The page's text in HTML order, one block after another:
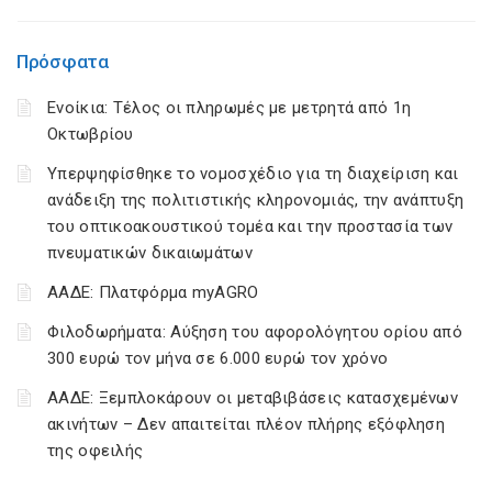
Πρόσφατα
Ενοίκια: Τέλος οι πληρωμές με μετρητά από 1η
Οκτωβρίου
Υπερψηφίσθηκε το νομοσχέδιο για τη διαχείριση και
ανάδειξη της πολιτιστικής κληρονομιάς, την ανάπτυξη
του οπτικοακουστικού τομέα και την προστασία των
πνευματικών δικαιωμάτων
ΑΑΔΕ: Πλατφόρμα myAGRO
Φιλοδωρήματα: Αύξηση του αφορολόγητου ορίου από
300 ευρώ τον μήνα σε 6.000 ευρώ τον χρόνο
ΑΑΔΕ: Ξεμπλοκάρουν οι μεταβιβάσεις κατασχεμένων
ακινήτων – Δεν απαιτείται πλέον πλήρης εξόφληση
της οφειλής